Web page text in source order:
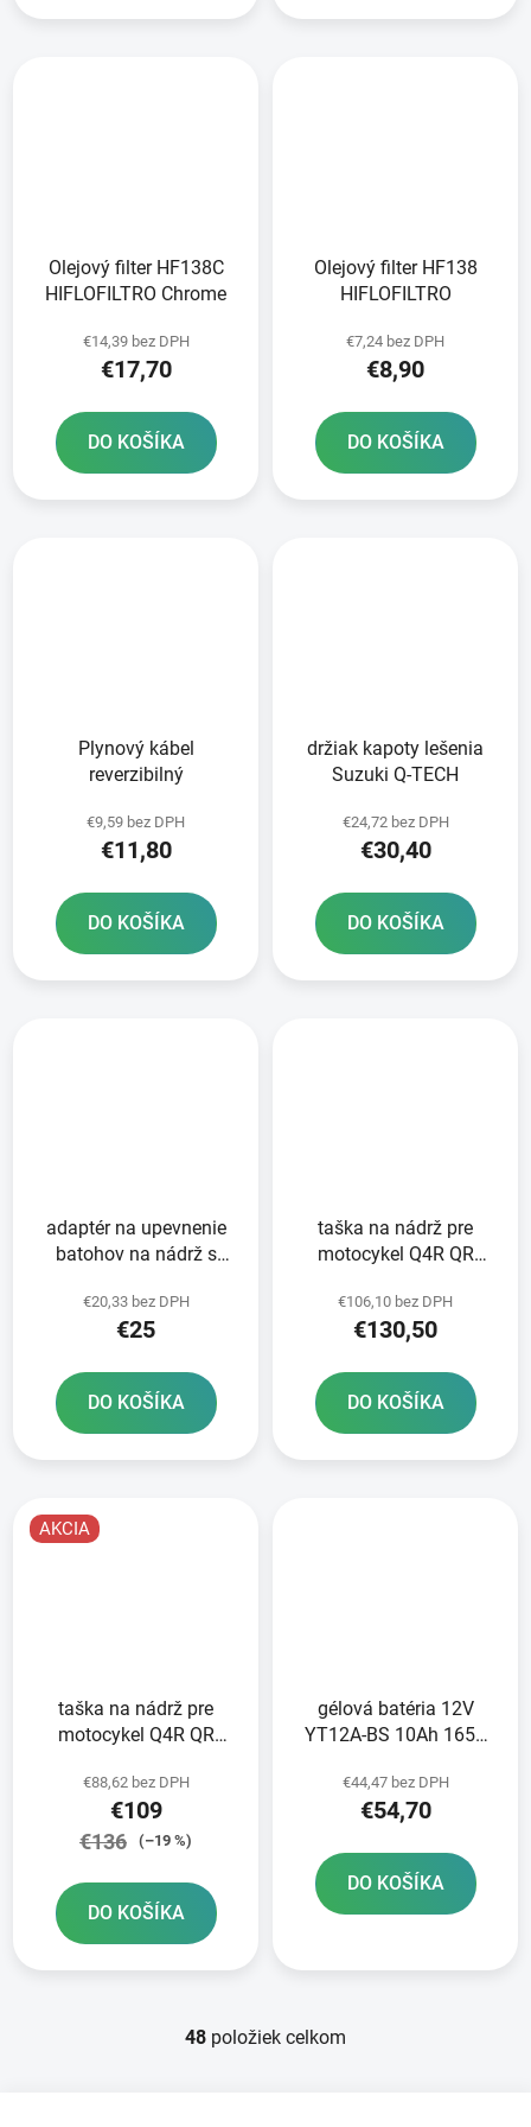
Olejový filter HF138C
HIFLOFILTRO Chrome
€14,39 bez DPH
€17,70
DO KOŠÍKA
Olejový filter HF138
HIFLOFILTRO
€7,24 bez DPH
€8,90
DO KOŠÍKA
Plynový kábel
reverzibilný
€9,59 bez DPH
€11,80
DO KOŠÍKA
držiak kapoty lešenia
Suzuki Q-TECH
€24,72 bez DPH
€30,40
DO KOŠÍKA
adaptér na upevnenie
batohov na nádrž s
systémom OXFORD
caps pre motocykle
€20,33 bez DPH
€25
DO KOŠÍKA
taška na nádrž pre
motocykel Q4R QR
s rýchloupínacím
systémom pre uzávery
€106,10 bez DPH
€130,50
DO KOŠÍKA
AKCIA
taška na nádrž pre
motocykel Q4R QR
rýchloupínacím
systémom pre uzávery
nádrže objem 4 l
€88,62 bez DPH
€109
€136 (–19 %)
DO KOŠÍKA
gélová batéria 12V
YT12A-BS 10Ah 165A
150x87x105
€44,47 bez DPH
€54,70
DO KOŠÍKA
O
48 položiek celkom